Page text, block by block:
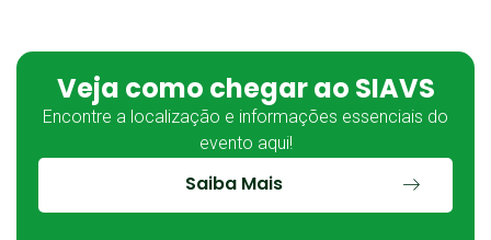
Veja como chegar ao SIAVS
Encontre a localização e informações essenciais do
evento aqui!
Saiba Mais